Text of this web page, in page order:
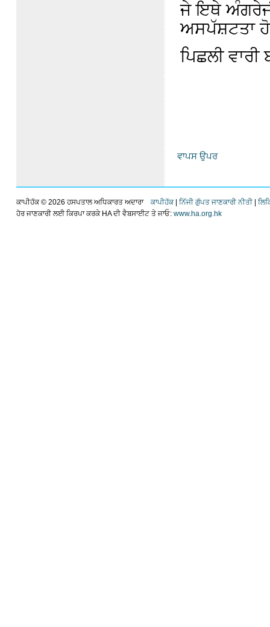
ਜੇ ਇਥੇ
ਅਸਪੱਸ਼ਟਤਾ
ਪਿਛਲੀ
ਵਾਪਸ ਉਪਰ
ਕਾਪੀਹੱਕ © 2026 ਹਸਪਤਾਲ ਅਧਿਕਾਰਤ ਅਦਾਰਾ ਕਾਪੀਹੱਕ| ਨਿੱਜੀ ਗੁੱਪਤ ਜਾਣਕਾਰੀ ਨੀਤੀ
ਹੋਰ ਜਾਣਕਾਰੀ ਲਈ ਕਿਰਪਾ ਕਰਕੇ HA ਦੀ ਵੈਬਸਾਈਟ ਤੇ ਜਾਓ: www.ha.org.hk